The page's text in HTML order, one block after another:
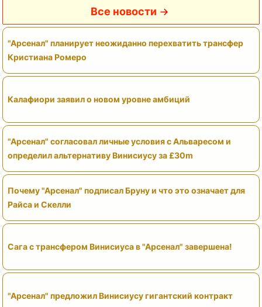
Все новости
"Арсенал" планирует неожиданно перехватить трансфер
Кристиана Ромеро
Калафиори заявил о новом уровне амбиций
"Арсенал" согласовал личные условия с Альваресом и
определил альтернативу Винисиусу за £30m
Почему "Арсенал" подписал Бруну и что это означает для
Райса и Скелли
Сага с трансфером Винисиуса в "Арсенал" завершена!
"Арсенал" предложил Винисиусу гигантский контракт